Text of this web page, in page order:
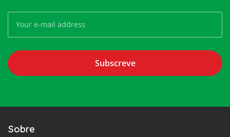
Subscreve
Sobre